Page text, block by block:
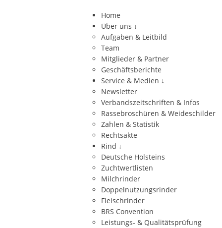
Home
Über uns ↓
Aufgaben & Leitbild
Team
Mitglieder & Partner
Geschäftsberichte
Service & Medien ↓
Newsletter
Verbandszeitschriften & Infos
Rassebroschüren & Weideschilder
Zahlen & Statistik
Rechtsakte
Rind ↓
Deutsche Holsteins
Zuchtwertlisten
Milchrinder
Doppelnutzungsrinder
Fleischrinder
BRS Convention
Leistungs- & Qualitätsprüfung